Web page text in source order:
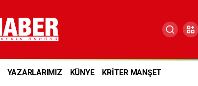
YAZARLARIMIZ KÜNYE KRİTER MANŞET